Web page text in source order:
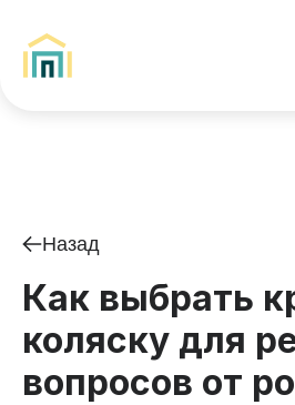
Назад
Как выбрать
коляску для
вопросов от